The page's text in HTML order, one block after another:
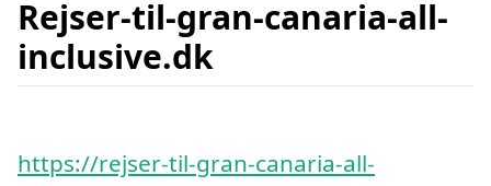
Rejser-til-gran-canaria-all-
inclusive.dk
https://rejser-til-gran-canaria-all-